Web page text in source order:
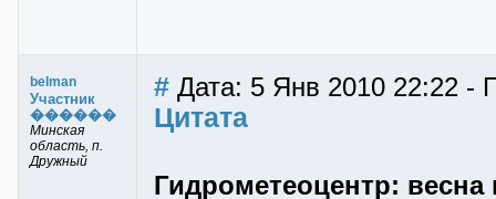
belman
Участник
������
Минская
область, п.
Дружный
# Дата: 5 Янв 2010 22:22 -
Цитата
Гидрометеоцентр: